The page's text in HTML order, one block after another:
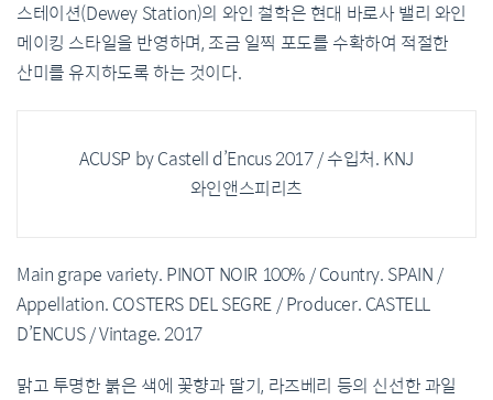
스테이션(Dewey Station)의 와인 철학은 현대 바로사 밸리 와인
메이킹 스타일을 반영하며, 조금 일찍 포도를 수확하여 적절한
산미를 유지하도록 하는 것이다.
ACUSP by Castell d’Encus 2017 / 수입처. KNJ
와인앤스피리츠
Main grape variety. PINOT NOIR 100% / Country. SPAIN /
Appellation. COSTERS DEL SEGRE / Producer. CASTELL
D’ENCUS / Vintage. 2017
맑고 투명한 붉은 색에 꽃향과 딸기, 라즈베리 등의 신선한 과일